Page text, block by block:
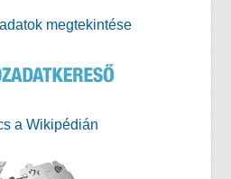
megtekintése
a Wikipédián